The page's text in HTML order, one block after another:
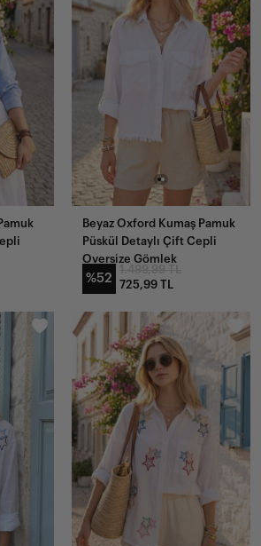
Beyaz Oxford Kumaş Pamuk
Püskül Detaylı Çift Cepli
Oversize Gömlek
%52
725,99 TL